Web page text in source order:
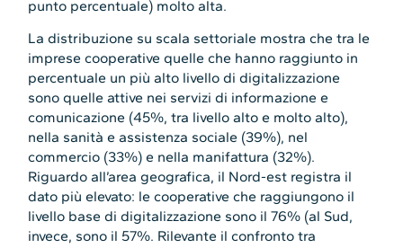
punto percentuale) molto alta.
La distribuzione su scala settoriale mostra che tra le
imprese cooperative quelle che hanno raggiunto in
percentuale un più alto livello di digitalizzazione
sono quelle attive nei servizi di informazione e
comunicazione (45%, tra livello alto e molto alto),
nella sanità e assistenza sociale (39%), nel
commercio (33%) e nella manifattura (32%).
Riguardo all’area geografica, il Nord-est registra il
dato più elevato: le cooperative che raggiungono il
livello base di digitalizzazione sono il 76% (al Sud,
invece, sono il 57%. Rilevante il confronto tra